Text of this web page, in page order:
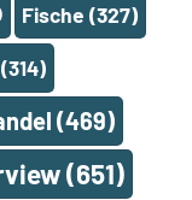
Fische (327)
(314)
(469)
(651)